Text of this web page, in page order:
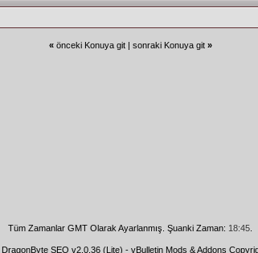
« önceki Konuya git| sonraki Konuya git »
Tüm Zamanlar GMT Olarak Ayarlanmış. Şuanki Zaman: 18:45
DragonByte SEO v2.0.36 (Lite) - vBulletin Mods & Addons